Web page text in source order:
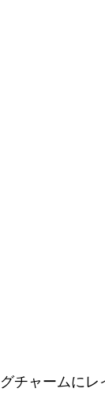
チャームにレ